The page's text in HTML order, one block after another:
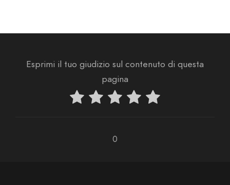
Esprimi il tuo giudizio sul contenuto di questa
pagina
0